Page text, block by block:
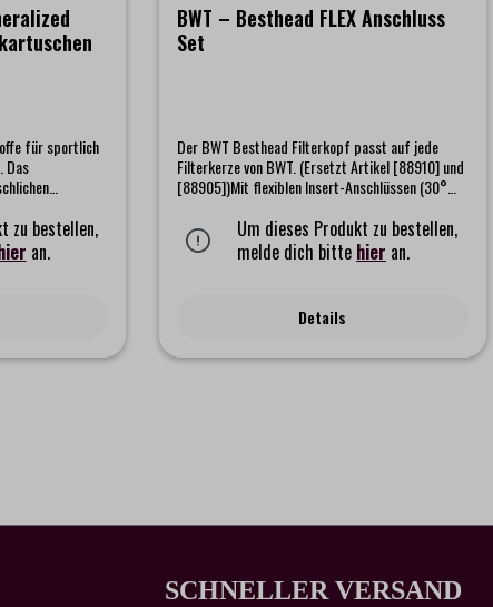
für sportlich
Das
für die normale
der
und dem
"Magnesium
der Anzahl
bei Tee
zu bestellen,
an.
BWT – Besthead FLEX Anschluss
Set
Der BWT Besthead Filterkopf passt auf jede
Filterkerze von BWT. (Ersetzt Artikel [88910] und
[88905])Mit flexiblen Insert-Anschlüssen (30°
Wasserversorgung und das verbrauchende
Gerät.Das Set kommt mit einem umfangreichen
Zubehör an Anbauteilen für knickfreie sichere
Um dieses Produkt zu bestellen,
melde dich bitte hier an.
Details
SCHNELLER VERSAND